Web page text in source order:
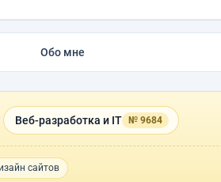
Обо мне
Веб-разработка и IT № 9684
сайтов